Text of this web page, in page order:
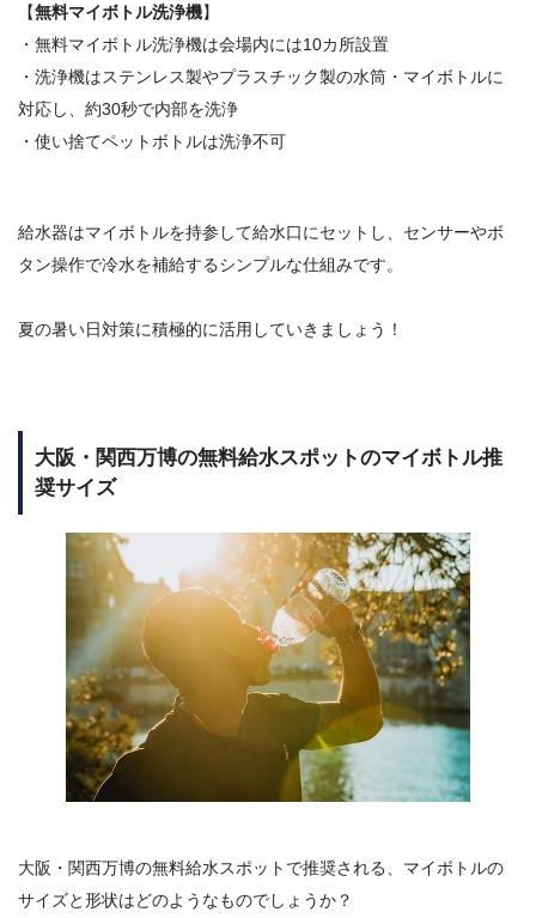
【無料マイボトル洗浄機】
・無料マイボトル洗浄機は会場内には10カ所設置
・洗浄機はステンレス製やプラスチック製の水筒・マイボトルに
対応し、約30秒で内部を洗浄
・使い捨てペットボトルは洗浄不可
給水器はマイボトルを持参して給水口にセットし、センサーやボ
タン操作で冷水を補給するシンプルな仕組みです。
夏の暑い日対策に積極的に活用していきましょう！
大阪・関西万博の無料給水スポットのマイボトル推
奨サイズ
大阪・関西万博の無料給水スポットで推奨される、マイボトルの
サイズと形状はどのようなものでしょうか？